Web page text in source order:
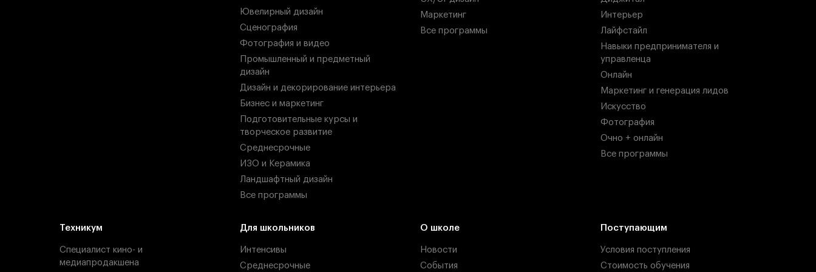
Ювелирный дизайн
Сценография
Фотография и видео
Промышленный и предметный
дизайн
Дизайн и декорирование интерьера
Бизнес и маркетинг
Подготовительные курсы и
творческое развитие
Среднесрочные
ИЗО и Керамика
Ландшафтный дизайн
Все программы
Маркетинг
Все программы
Интерьер
Лайфстайл
Навыки предпринимателя и
управленца
Онлайн
Маркетинг и генерация лидов
Искусство
Фотография
Очно + онлайн
Все программы
Техникум
Специалист кино- и
медиапродакшена
Для школьников
Интенсивы
Среднесрочные
О школе
Новости
События
Поступающим
Условия поступления
Стоимость обучения